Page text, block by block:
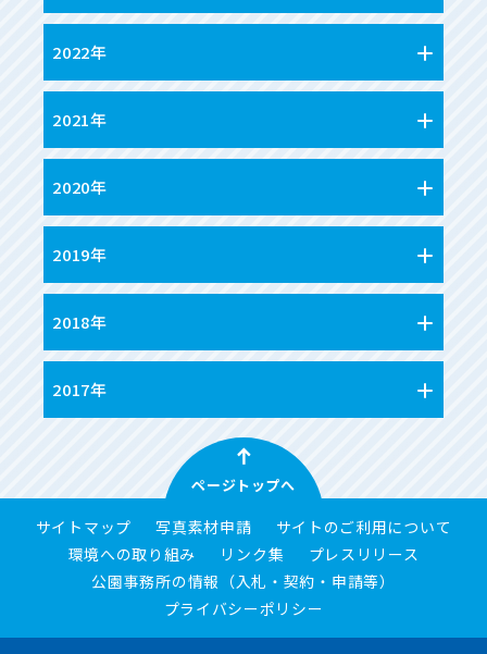
2022年
2021年
2020年
2019年
2018年
2017年
ページトップへ
サイトマップ 写真素材申請
サイトのご利用について
環境への取り組み
リンク集
プレスリリース
公園事務所の情報（入札・契約・申請等）
プライバシーポリシー